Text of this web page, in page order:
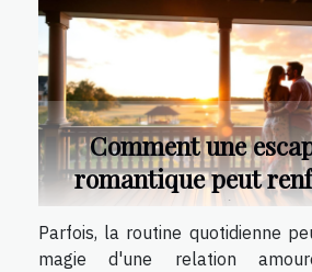
Comment une
romantique peut
votre relation ?
Parfois, la routine quotidienne
magie d'une relation